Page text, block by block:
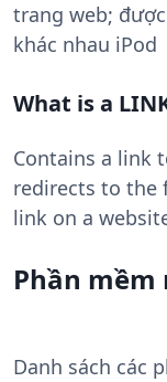
trang web;
khác nhau iPod
What is a
Contains a link
redirects to the
link on a
Phần
Danh sách các